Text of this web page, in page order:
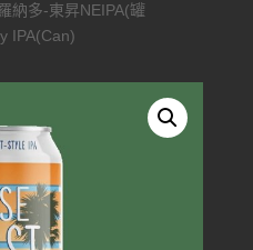
納多-東昇NEIPA(罐
IPA(Can)